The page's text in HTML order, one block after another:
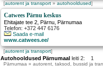
[autorent ja transport»autohooldused]
Catwees Pärnu keskus
Ehitajate tee 2 Pärnu , Pärnumaa
Telefon: +372 447 6176
Saada e-mail
www.catwees.ee/
[autorent ja transport]
Autohooldused Pärnumaal leiti 2: 1
Pärnumaa » autorent, taksod, bussid ja